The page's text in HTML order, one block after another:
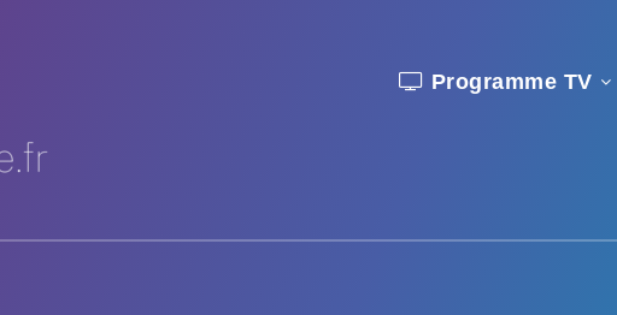
Programme TV